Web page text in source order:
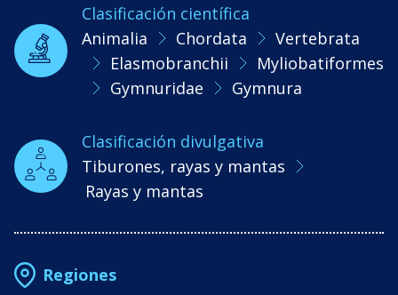
Clasificación científica
Animalia
Chordata
Vertebrata
Elasmobranchii
Myliobatiformes
Gymnuridae
Gymnura
Clasificación divulgativa
Tiburones, rayas y mantas
Rayas y mantas
Regiones